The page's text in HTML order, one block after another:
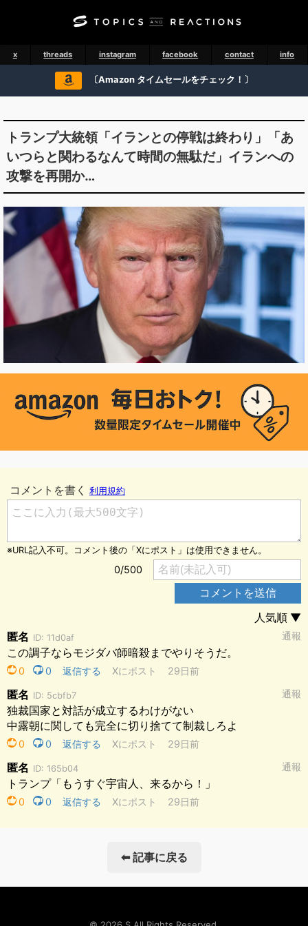
x threads instagram facebook contact info
〔Amazon タイムセールをチェック！〕
トランプ大統領「イランとの停戦は終わり」「あ
いつらと関わるなんて時間の無駄だ」イランへの
攻撃を再開か…
⬅ 記事に戻る